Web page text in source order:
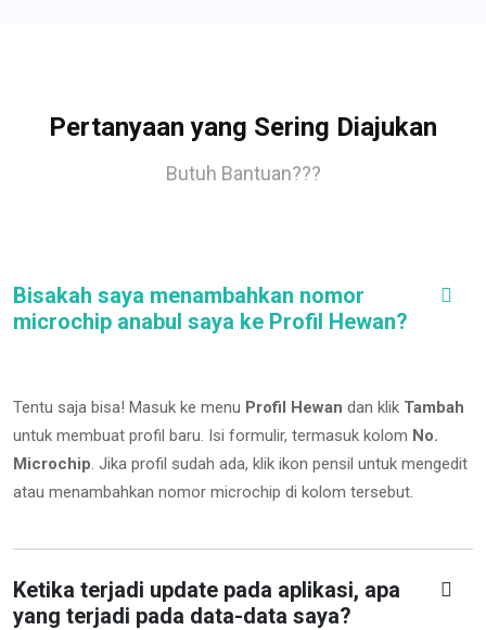
Pertanyaan yang Sering Diajukan
Butuh Bantuan???
Bisakah saya menambahkan nomor
microchip anabul saya ke Profil Hewan?
Tentu saja bisa! Masuk ke menu Profil Hewan dan klik Tambah
untuk membuat profil baru. Isi formulir, termasuk kolom No.
Microchip. Jika profil sudah ada, klik ikon pensil untuk mengedit
atau menambahkan nomor microchip di kolom tersebut.
Ketika terjadi update pada aplikasi, apa
yang terjadi pada data-data saya?